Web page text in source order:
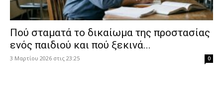
Πού σταματά το δικαίωμα της προστασίας
ενός παιδιού και πού ξεκινά...
3 Μαρτίου 2026 στις 23:25 0